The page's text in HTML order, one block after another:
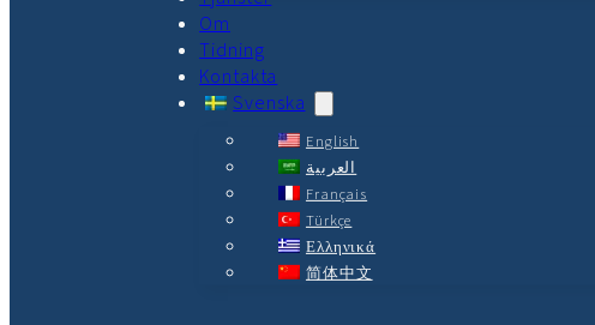
Om
Tidning
Kontakta
Svenska
English
العربية
Français
Türkçe
Ελληνικά
简体中文